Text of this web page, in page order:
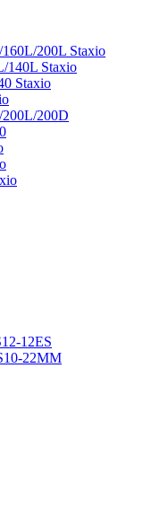
200L Staxio
140L Staxio
Staxio
200D
12ES
22MM